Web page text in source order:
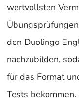
wertvollsten
den Duolingo
nachzubilden,
für das Format
Tests